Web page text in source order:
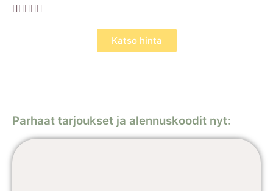
    
Katso hinta
Parhaat tarjoukset ja alennuskoodit nyt: